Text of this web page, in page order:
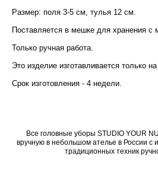
Размер: поля 3-5 см, тулья 12 см.
Поставляется в мешке для хранения с
Только ручная работа.
Это изделие изготавливается только на
Срок изготовления - 4 недели.
Все головные уборы STUDIO YOUR
вручную в небольшом ателье в России с
традиционных техник